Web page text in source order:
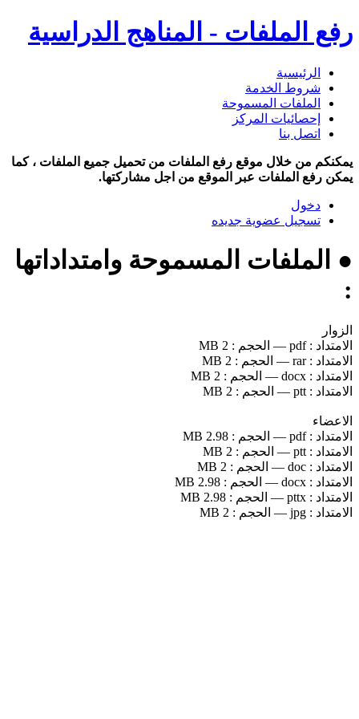
رفع الملفات - المناهج الدراسية
الرئيسية
شروط الخدمة
الملفات المسموحة
إحصائيات المركز
اتصل بنا
يمكنكم من خلال موقع رفع الملفات من تحميل جميع الملفات ، كما
يمكن رفع الملفات عبر الموقع من اجل مشاركتها.
دخول
تسجيل عضوية جديده
● الملفات المسموحة وامتداداتها
:
الزوار
الامتداد :pdf
— الحجم : 2 MB
الامتداد :rar
— الحجم : 2 MB
الامتداد : docx
— الحجم : 2 MB
الامتداد : ptt
— الحجم : 2 MB
الاعضاء
الامتداد :pdf
— الحجم : 2.98 MB
الامتداد : ptt
— الحجم : 2 MB
الامتداد : doc
— الحجم : 2 MB
الامتداد : docx
— الحجم : 2.98 MB
الامتداد : pttx
— الحجم : 2.98 MB
الامتداد : jpg
— الحجم : 2 MB